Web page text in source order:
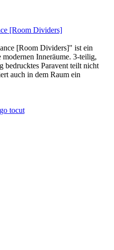
[Room Dividers]
[Room Dividers]" ist ein
Inneräume. 3-teilig,
bedrucktes Paravent teilt nicht
auch in dem Raum ein